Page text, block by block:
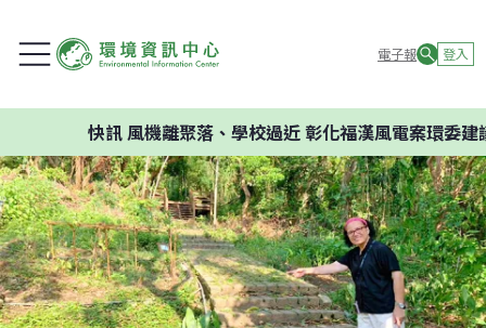
電子報 登入
風機離聚落、學校過近 彰化福漢風電案環委建議不